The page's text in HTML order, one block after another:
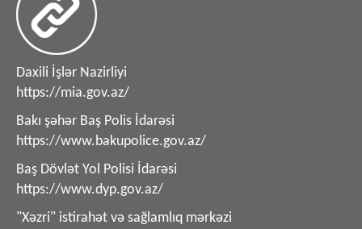
Daxili İşlər Nazirliyi
https://mia.gov.az/
Bakı şəhər Baş Polis İdarəsi
https://www.bakupolice.gov.az/
Baş Dövlət Yol Polisi İdarəsi
https://www.dyp.gov.az/
"Xəzri" istirahət və sağlamlıq mərkəzi